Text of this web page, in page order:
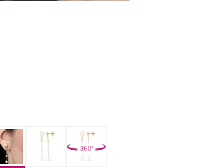
360°